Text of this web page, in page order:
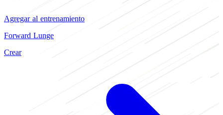
Agregar al entrenamiento
Forward Lunge
Crear